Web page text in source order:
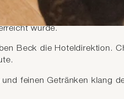
sie sich bei der
sie ihren Dank an ihr
wurde.
Beck die Hoteldirektion.
feinen Getränken klang